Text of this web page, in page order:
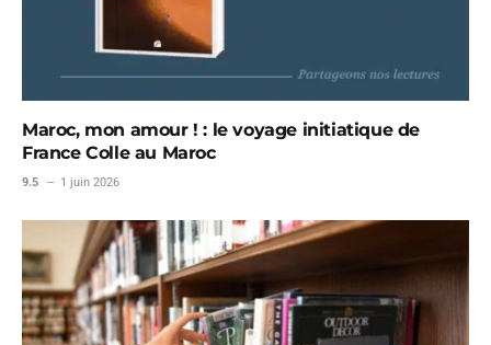
Maroc, mon amour ! : le voyage initiatique de
France Colle au Maroc
9.5 1 juin 2026